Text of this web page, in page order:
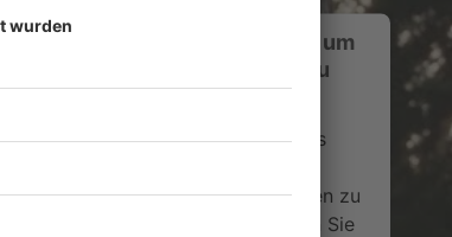
benötigen Ihre Zustimmung, um
den YouTube Video-Service zu
laden!
Wir verwenden einen Service eines
Dieser Service kann Daten zu
Aktivitäten sammeln. Bitte lesen Sie